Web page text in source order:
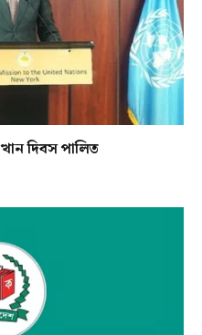
দিবস পালিত